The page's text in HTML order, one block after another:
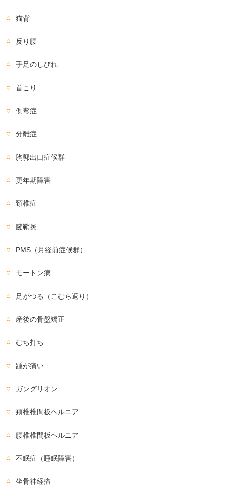
猫背
反り腰
手足のしびれ
首こり
側弯症
分離症
胸郭出口症候群
更年期障害
頚椎症
腱鞘炎
PMS（月経前症候群）
モートン病
足がつる（こむら返り）
産後の骨盤矯正
むち打ち
踵が痛い
ガングリオン
頚椎椎間板ヘルニア
腰椎椎間板ヘルニア
不眠症（睡眠障害）
坐骨神経痛